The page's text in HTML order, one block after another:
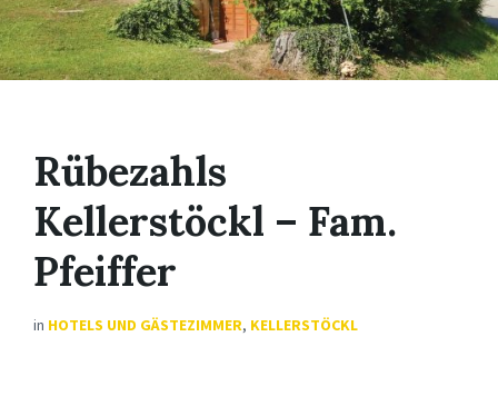
Rübezahls
Kellerstöckl – Fam.
Pfeiffer
in HOTELS UND GÄSTEZIMMER, KELLERSTÖCKL